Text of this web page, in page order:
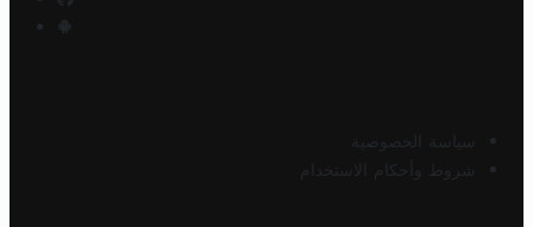
سياسة الخصوصية
شروط وأحكام الاستخدام